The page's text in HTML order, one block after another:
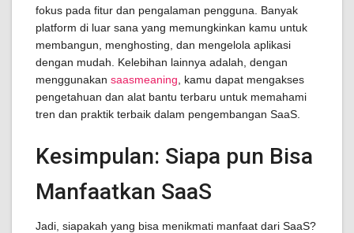
fokus pada fitur dan pengalaman pengguna. Banyak
platform di luar sana yang memungkinkan kamu untuk
membangun, menghosting, dan mengelola aplikasi
dengan mudah. Kelebihan lainnya adalah, dengan
menggunakan saasmeaning , kamu dapat mengakses
pengetahuan dan alat bantu terbaru untuk memahami
tren dan praktik terbaik dalam pengembangan SaaS.
Kesimpulan: Siapa pun Bisa
Manfaatkan SaaS
Jadi, siapakah yang bisa menikmati manfaat dari SaaS?